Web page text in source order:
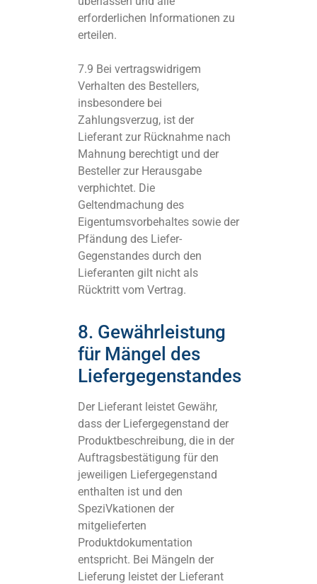
erforderlichen Informationen zu
erteilen.
7.9 Bei vertragswidrigem
Verhalten des Bestellers,
insbesondere bei
Zahlungsverzug, ist der
Lieferant zur Rücknahme nach
Mahnung berechtigt und der
Besteller zur Herausgabe
verphichtet. Die
Geltendmachung des
Eigentumsvorbehaltes sowie der
Pfändung des Liefer-
Gegenstandes durch den
Lieferanten gilt nicht als
Rücktritt vom Vertrag.
8. Gewährleistung
für Mängel des
Liefergegenstandes
Der Lieferant leistet Gewähr,
dass der Liefergegenstand der
Produktbeschreibung, die in der
Auftragsbestätigung für den
jeweiligen Liefergegenstand
enthalten ist und den
SpeziVkationen der
mitgelieferten
Produktdokumentation
entspricht. Bei Mängeln der
Lieferung leistet der Lieferant